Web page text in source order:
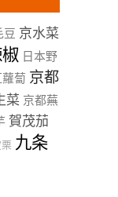
豆 京水菜
日本野
蔔 京都
菜 京都蕪
賀茂茄
九条